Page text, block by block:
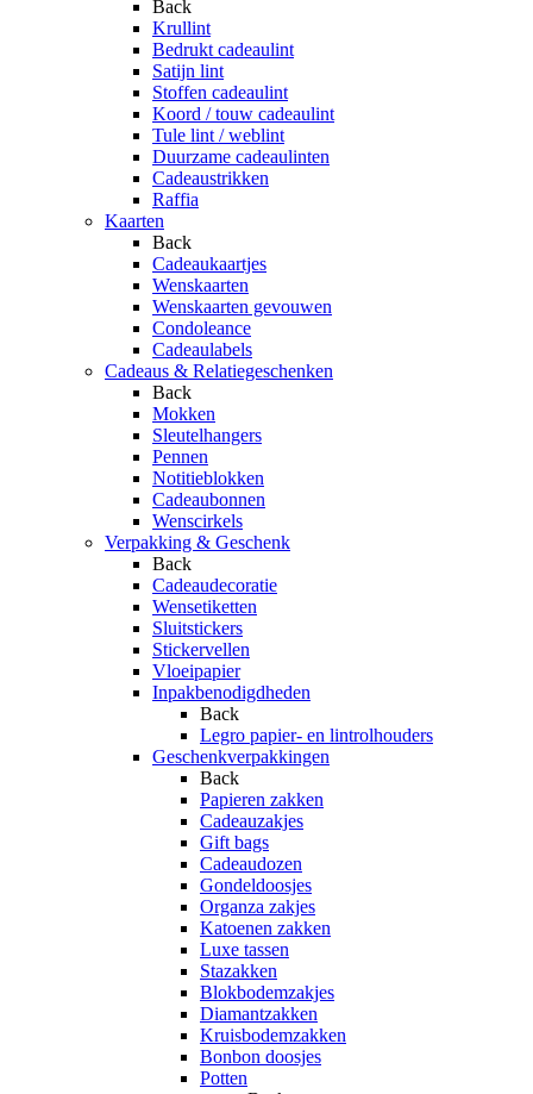
Back
Krullint
Bedrukt cadeaulint
Satijn lint
Stoffen cadeaulint
Koord / touw cadeaulint
Tule lint / weblint
Duurzame cadeaulinten
Cadeaustrikken
Raffia
Kaarten
Back
Cadeaukaartjes
Wenskaarten
Wenskaarten gevouwen
Condoleance
Cadeaulabels
Cadeaus & Relatiegeschenken
Back
Mokken
Sleutelhangers
Pennen
Notitieblokken
Cadeaubonnen
Wenscirkels
Verpakking & Geschenk
Back
Cadeaudecoratie
Wensetiketten
Sluitstickers
Stickervellen
Vloeipapier
Inpakbenodigdheden
Back
Legro papier- en lintrolhouders
Geschenkverpakkingen
Back
Papieren zakken
Cadeauzakjes
Gift bags
Cadeaudozen
Gondeldoosjes
Organza zakjes
Katoenen zakken
Luxe tassen
Stazakken
Blokbodemzakjes
Diamantzakken
Kruisbodemzakken
Bonbon doosjes
Potten